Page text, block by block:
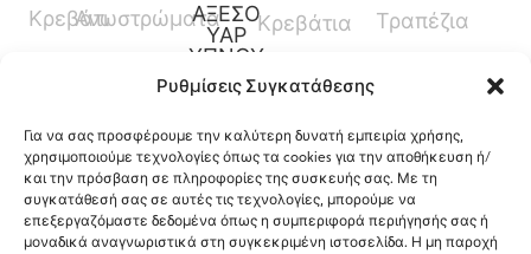
Ρυθμίσεις Συγκατάθεσης
Για να σας προσφέρουμε την καλύτερη δυνατή εμπειρία χρήσης,
χρησιμοποιούμε τεχνολογίες όπως τα cookies για την αποθήκευση ή/
και την πρόσβαση σε πληροφορίες της συσκευής σας. Με τη
συγκατάθεσή σας σε αυτές τις τεχνολογίες, μπορούμε να
επεξεργαζόμαστε δεδομένα όπως η συμπεριφορά περιήγησής σας ή
μοναδικά αναγνωριστικά στη συγκεκριμένη ιστοσελίδα. Η μη παροχή
ΚρεβάτιΑνωστρώματαΑΞΕΣΟ
ΥΑΡ
ΥΠΝΟΥ
Παπλώματα
Μαξιλάρια
Προστατευτικά
Καλύμματα
Κρεβάτια
Ύψους
Γραφεία
Τραπέζια